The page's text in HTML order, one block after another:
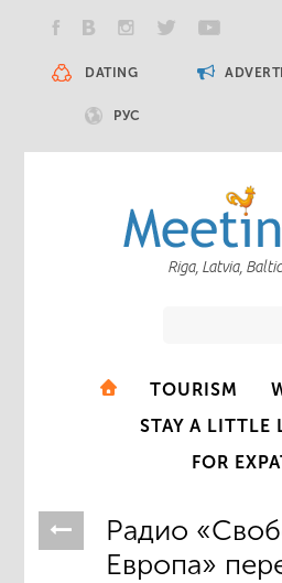
DATING
РУС
Riga, Latvia,
TOURISM
STAY A LITTLE
FOR
Радио
Европа»